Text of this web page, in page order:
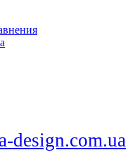
design.com.ua